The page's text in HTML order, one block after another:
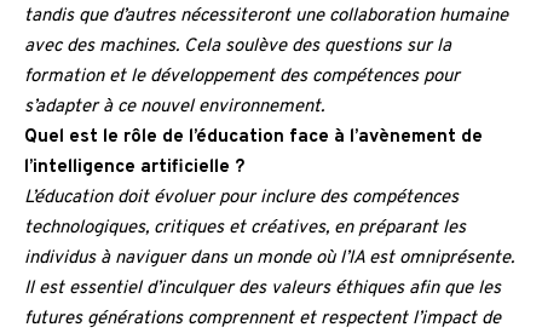
tandis que d’autres nécessiteront une collaboration humaine
avec des machines. Cela soulève des questions sur la
formation et le développement des compétences pour
s’adapter à ce nouvel environnement.
Quel est le rôle de l’éducation face à l’avènement de
l’intelligence artificielle ?
L’éducation doit évoluer pour inclure des compétences
technologiques, critiques et créatives, en préparant les
individus à naviguer dans un monde où l’IA est omniprésente.
Il est essentiel d’inculquer des valeurs éthiques afin que les
futures générations comprennent et respectent l’impact de